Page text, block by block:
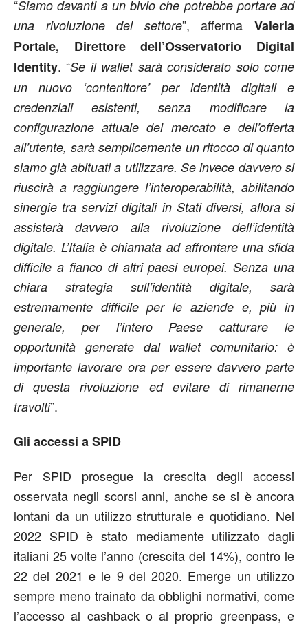
“Siamo davanti a un bivio che potrebbe portare ad
una rivoluzione del settore”, affermaValeria
Portale, Direttore dell’Osservatorio Digital
Identity. “Se il wallet sarà considerato solo come
un nuovo ‘contenitore’ per identità digitali e
credenziali esistenti, senza modificare la
configurazione attuale del mercato e dell’offerta
all’utente, sarà semplicemente un ritocco di quanto
siamo già abituati a utilizzare. Se invece davvero si
riuscirà a raggiungere l’interoperabilità, abilitando
sinergie tra servizi digitali in Stati diversi, allora si
assisterà davvero alla rivoluzione dell’identità
digitale. L’Italia è chiamata ad affrontare una sfida
difficile a fianco di altri paesi europei.Senza una
chiara strategia sull’identità digitale, sarà
estremamente difficile per le aziende e, più in
generale, per l’intero Paese catturare le
opportunità generate dal wallet comunitario: è
importante lavorare ora per essere davvero parte
di questa rivoluzione ed evitare di rimanerne
travolti”.
Gli accessi a SPID
Per SPID prosegue la crescita degli accessi
osservata negli scorsi anni, anche se si è ancora
lontani da un utilizzo strutturale e quotidiano. Nel
2022 SPID è stato mediamente utilizzato dagli
italiani 25 volte l’anno (crescita del 14%), contro le
22 del 2021 e le 9 del 2020. Emerge un utilizzo
sempre meno trainato da obblighi normativi, come
l’accesso al cashback o al proprio greenpass, e